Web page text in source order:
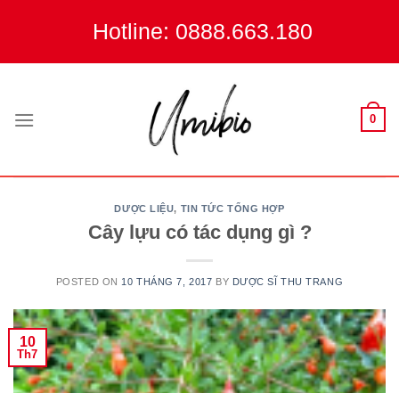
Hotline: 0888.663.180
0
DƯỢC LIỆU, TIN TỨC TỔNG HỢP
Cây lựu có tác dụng gì ?
POSTED ON 10 THÁNG 7, 2017 BY DƯỢC SĨ THU TRANG
10
Th7